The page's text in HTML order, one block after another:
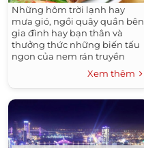
Những hôm trời lạnh hay
mưa gió, ngồi quây quần bên
gia đình hay bạn thân và
thưởng thức những biến tấu
ngon của nem rán truyền
thống sẽ làm bạn thấy ấm
lòng hơn bao giờ hết.
Xem thêm